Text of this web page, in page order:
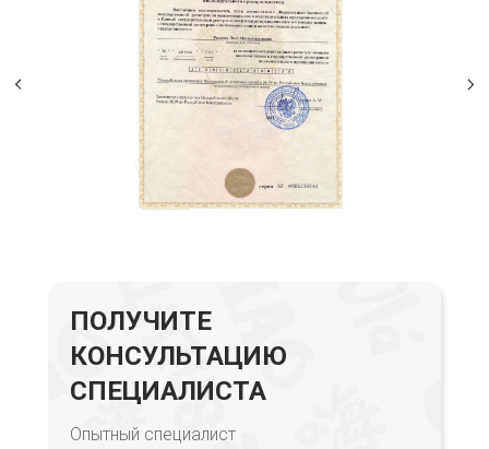
ПОЛУЧИТЕ
КОНСУЛЬТАЦИЮ
СПЕЦИАЛИСТА
Опытный специалист